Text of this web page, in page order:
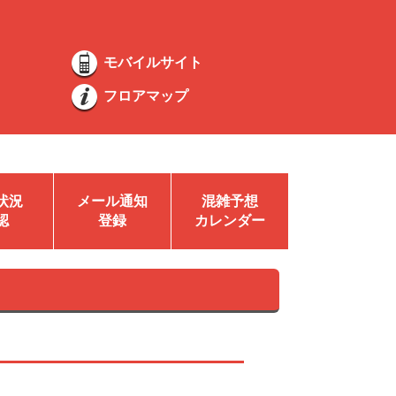
モバイルサイト
フロアマップ
況
メール通知
登録
混雑予想
カレンダー